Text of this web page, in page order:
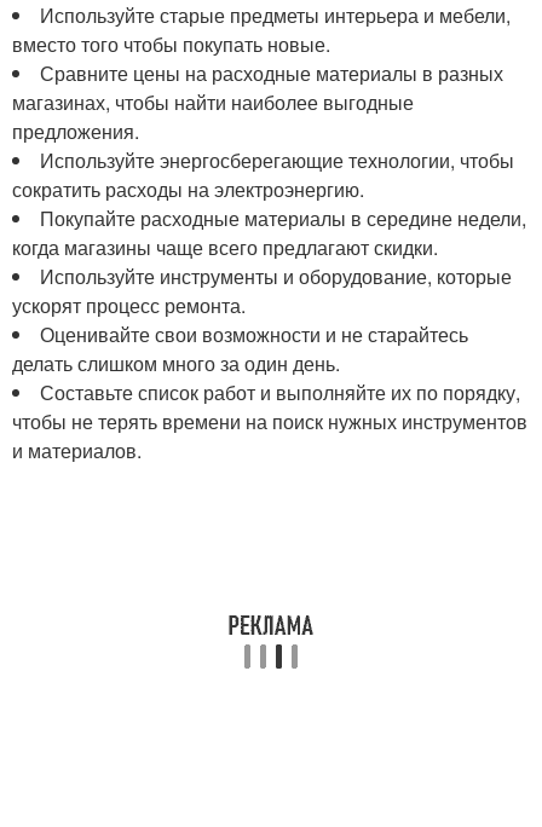
Используйте старые предметы интерьера и мебели,
вместо того чтобы покупать новые.
Сравните цены на расходные материалы в разных
магазинах, чтобы найти наиболее выгодные
предложения.
Используйте энергосберегающие технологии, чтобы
сократить расходы на электроэнергию.
Покупайте расходные материалы в середине недели,
когда магазины чаще всего предлагают скидки.
Используйте инструменты и оборудование, которые
ускорят процесс ремонта.
Оценивайте свои возможности и не старайтесь
делать слишком много за один день.
Составьте список работ и выполняйте их по порядку,
чтобы не терять времени на поиск нужных инструментов
и материалов.